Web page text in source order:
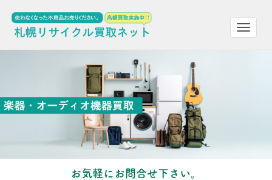
Toggle
お気軽にお問合せ下さい。